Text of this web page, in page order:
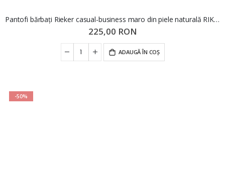
Pantofi bărbați Rieker casual-business maro din piele naturală RIK13522-24
225,00 RON
ADAUGĂ ÎN COȘ
-50%